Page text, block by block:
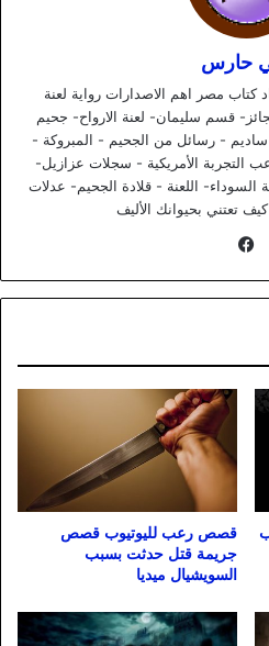
حارس
كتاب مصر اهم الاصدارات رواية لعنة
قسم سليمان- لعنة الارواح- جحيم
- رسائل من الجحيم - المبروكة -
التجربة الأمريكية - سجلات عزازيل-
السوداء- اللعنة - قلادة الجحيم- عدلات
تعتني بحيوانك الأليف
قصص رعب لليوتيوب قصص
جريمة قتل حدثت بسبب
السويشيال ميديا